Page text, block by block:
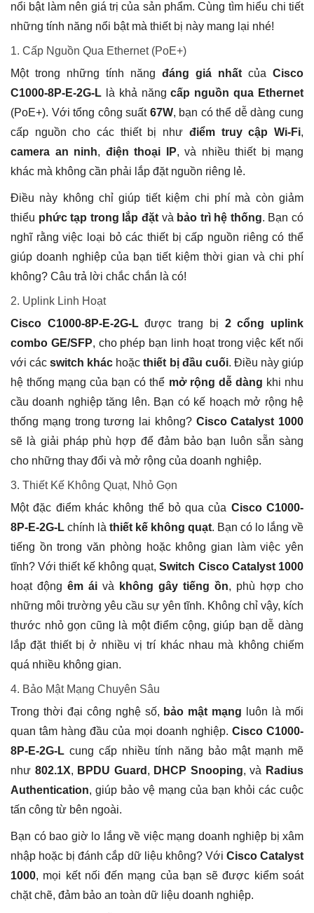
nổi bật làm nên giá trị của sản phẩm. Cùng tìm hiểu chi tiết
những tính năng nổi bật mà thiết bị này mang lại nhé!
1. Cấp Nguồn Qua Ethernet (PoE+)
Một trong những tính năng đáng giá nhất của Cisco
C1000-8P-E-2G-L là khả năngcấp nguồn qua Ethernet
(PoE+). Với tổng công suất 67W, bạn có thể dễ dàng cung
cấp nguồn cho các thiết bị như điểm truy cập Wi-Fi,
camera an ninh, điện thoại IP, và nhiều thiết bị mạng
khác mà không cần phải lắp đặt nguồn riêng lẻ.
Điều này không chỉ giúp tiết kiệm chi phí mà còn giảm
thiểu phức tạp trong lắp đặtvà bảo trì hệ thống. Bạn có
nghĩ rằng việc loại bỏ các thiết bị cấp nguồn riêng có thể
giúp doanh nghiệp của bạn tiết kiệm thời gian và chi phí
không? Câu trả lời chắc chắn là có!
2. Uplink Linh Hoạt
Cisco C1000-8P-E-2G-Lđược trang bị 2 cổng uplink
combo GE/SFP, cho phép bạn linh hoạt trong việc kết nối
với cácswitch khác hoặcthiết bị đầu cuối. Điều này giúp
hệ thống mạng của bạn có thể mở rộng dễ dàng khi nhu
cầu doanh nghiệp tăng lên. Bạn có kế hoạch mở rộng hệ
thống mạng trong tương lai không? Cisco Catalyst 1000
sẽ là giải pháp phù hợp để đảm bảo bạn luôn sẵn sàng
cho những thay đổi và mở rộng của doanh nghiệp.
3. Thiết Kế Không Quạt, Nhỏ Gọn
Một đặc điểm khác không thể bỏ qua của Cisco C1000-
8P-E-2G-L chính là thiết kế không quạt. Bạn có lo lắng về
tiếng ồn trong văn phòng hoặc không gian làm việc yên
tĩnh? Với thiết kế không quạt,Switch Cisco Catalyst 1000
hoạt động êm ái và không gây tiếng ồn, phù hợp cho
những môi trường yêu cầu sự yên tĩnh. Không chỉ vậy, kích
thước nhỏ gọn cũng là một điểm cộng, giúp bạn dễ dàng
lắp đặt thiết bị ở nhiều vị trí khác nhau mà không chiếm
quá nhiều không gian.
4. Bảo Mật Mạng Chuyên Sâu
Trong thời đại công nghệ số, bảo mật mạng luôn là mối
quan tâm hàng đầu của mọi doanh nghiệp. Cisco C1000-
8P-E-2G-L cung cấp nhiều tính năng bảo mật mạnh mẽ
như 802.1X, BPDU Guard , DHCP Snooping, và Radius
Authentication, giúp bảo vệ mạng của bạn khỏi các cuộc
tấn công từ bên ngoài.
Bạn có bao giờ lo lắng về việc mạng doanh nghiệp bị xâm
nhập hoặc bị đánh cắp dữ liệu không? Với Cisco Catalyst
1000, mọi kết nối đến mạng của bạn sẽ được kiểm soát
chặt chẽ, đảm bảo an toàn dữ liệu doanh nghiệp.